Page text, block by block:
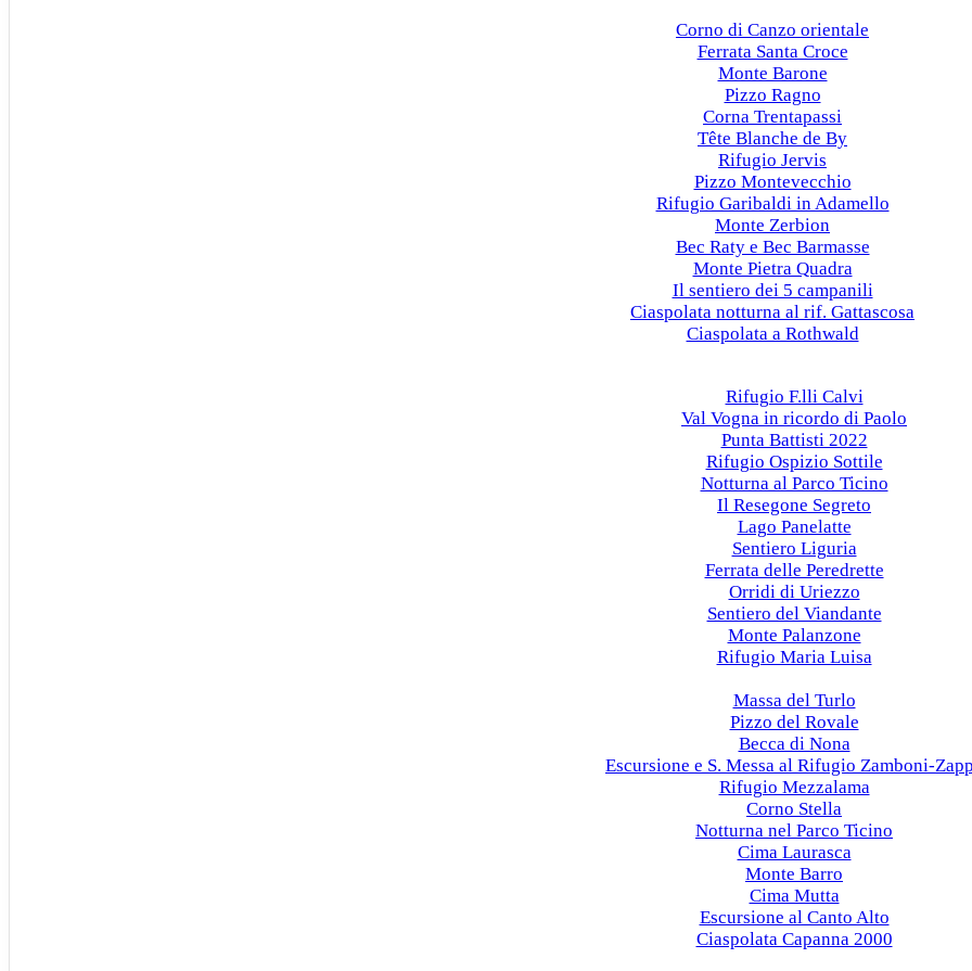
Corno di Canzo orientale
Ferrata Santa Croce
Monte Barone
Pizzo Ragno
Corna Trentapassi
Tête Blanche de By
Rifugio Jervis
Pizzo Montevecchio
Rifugio Garibaldi in Adamello
Monte Zerbion
Bec Raty e Bec Barmasse
Monte Pietra Quadra
Il sentiero dei 5 campanili
Ciaspolata notturna al rif. Gattascosa
Ciaspolata a Rothwald
Rifugio F.lli Calvi
Val Vogna in ricordo di Paolo
Punta Battisti 2022
Rifugio Ospizio Sottile
Notturna al Parco Ticino
Il Resegone Segreto
Lago Panelatte
Sentiero Liguria
Ferrata delle Peredrette
Orridi di Uriezzo
Sentiero del Viandante
Monte Palanzone
Rifugio Maria Luisa
Massa del Turlo
Pizzo del Rovale
Becca di Nona
Escursione e S. Messa al Rifugio Zamboni-
Rifugio Mezzalama
Corno Stella
Notturna nel Parco Ticino
Cima Laurasca
Monte Barro
Cima Mutta
Escursione al Canto Alto
Ciaspolata Capanna 2000